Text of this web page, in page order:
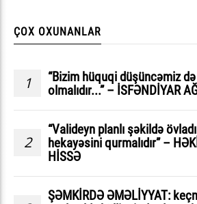
ÇOX OXUNANLAR
1
“Bizim hüquqi düşüncəmiz
olmalıdır...” – İSFƏNDİYAR
2
“Valideyn planlı şəkildə
hekayəsini qurmalıdır” –
HİSSƏ
ŞƏMKİRDƏ ƏMƏLİYYAT: